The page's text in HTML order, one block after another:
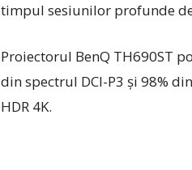
timpul sesiunilor profunde
Proiectorul BenQ TH690ST
din spectrul DCI-P3 și 98%
HDR 4K.